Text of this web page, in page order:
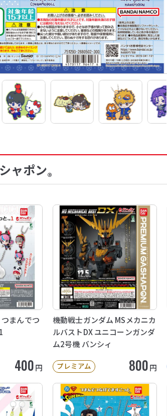
ャポン®
つまんでつ
400円
機動戦士ガンダム MSメカニカ
ルバストDX ユニコーンガンダ
ム2号機 バンシィ
プレミアム 800円